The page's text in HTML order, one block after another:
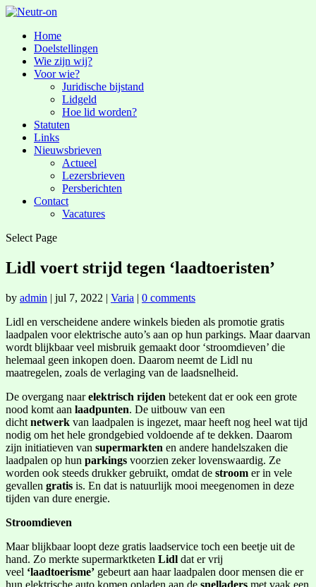
Home
Doelstellingen
Wie zijn wij?
Voor wie?
Juridische bijstand
Lidgeld
Hoe lid worden?
Statuten
Links
Nieuwsbrieven
Actueel
Lezersbrieven
Persberichten
Contact
Vacatures
Select Page
Lidl voert strijd tegen ‘laadtoeristen’
by admin | jul 7, 2022 | Varia | 0 comments
Lidl en verscheidene andere winkels bieden als promotie gratis
laadpalen voor elektrische auto’s aan op hun parkings. Maar daarvan
wordt blijkbaar veel misbruik gemaakt door ‘stroomdieven’ die
helemaal geen inkopen doen. Daarom neemt de Lidl nu
maatregelen, zoals de verlaging van de laadsnelheid.
De overgang naarelektrisch rijden betekent dat er ook een grote
nood komt aan laadpunten. De uitbouw van een
dicht netwerk van laadpalen is ingezet, maar heeft nog heel wat tijd
nodig om het hele grondgebied voldoende af te dekken. Daarom
zijn initiatieven van supermarkten en andere handelszaken die
laadpalen op hun parkings voorzien zeker lovenswaardig. Ze
worden ook steeds drukker gebruikt, omdat de stroom er in vele
gevallen gratis is. En dat is natuurlijk mooi meegenomen in deze
tijden van dure energie.
Stroomdieven
Maar blijkbaar loopt deze gratis laadservice toch een beetje uit de
hand. Zo merkte supermarktketen Lidl dat er vrij
veel ‘laadtoerisme’ gebeurt aan haar laadpalen door mensen die er
hun elektrische auto komen opladen aan de snelladers met vaak een